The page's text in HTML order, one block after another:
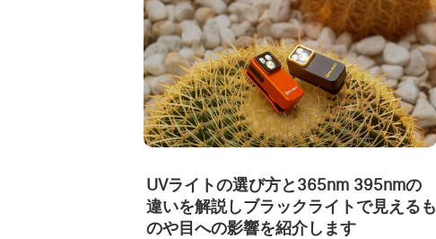
UVライトの選び方と365nm 395nmの
違いを解説しブラックライトで見えるも
のや目への影響を紹介します